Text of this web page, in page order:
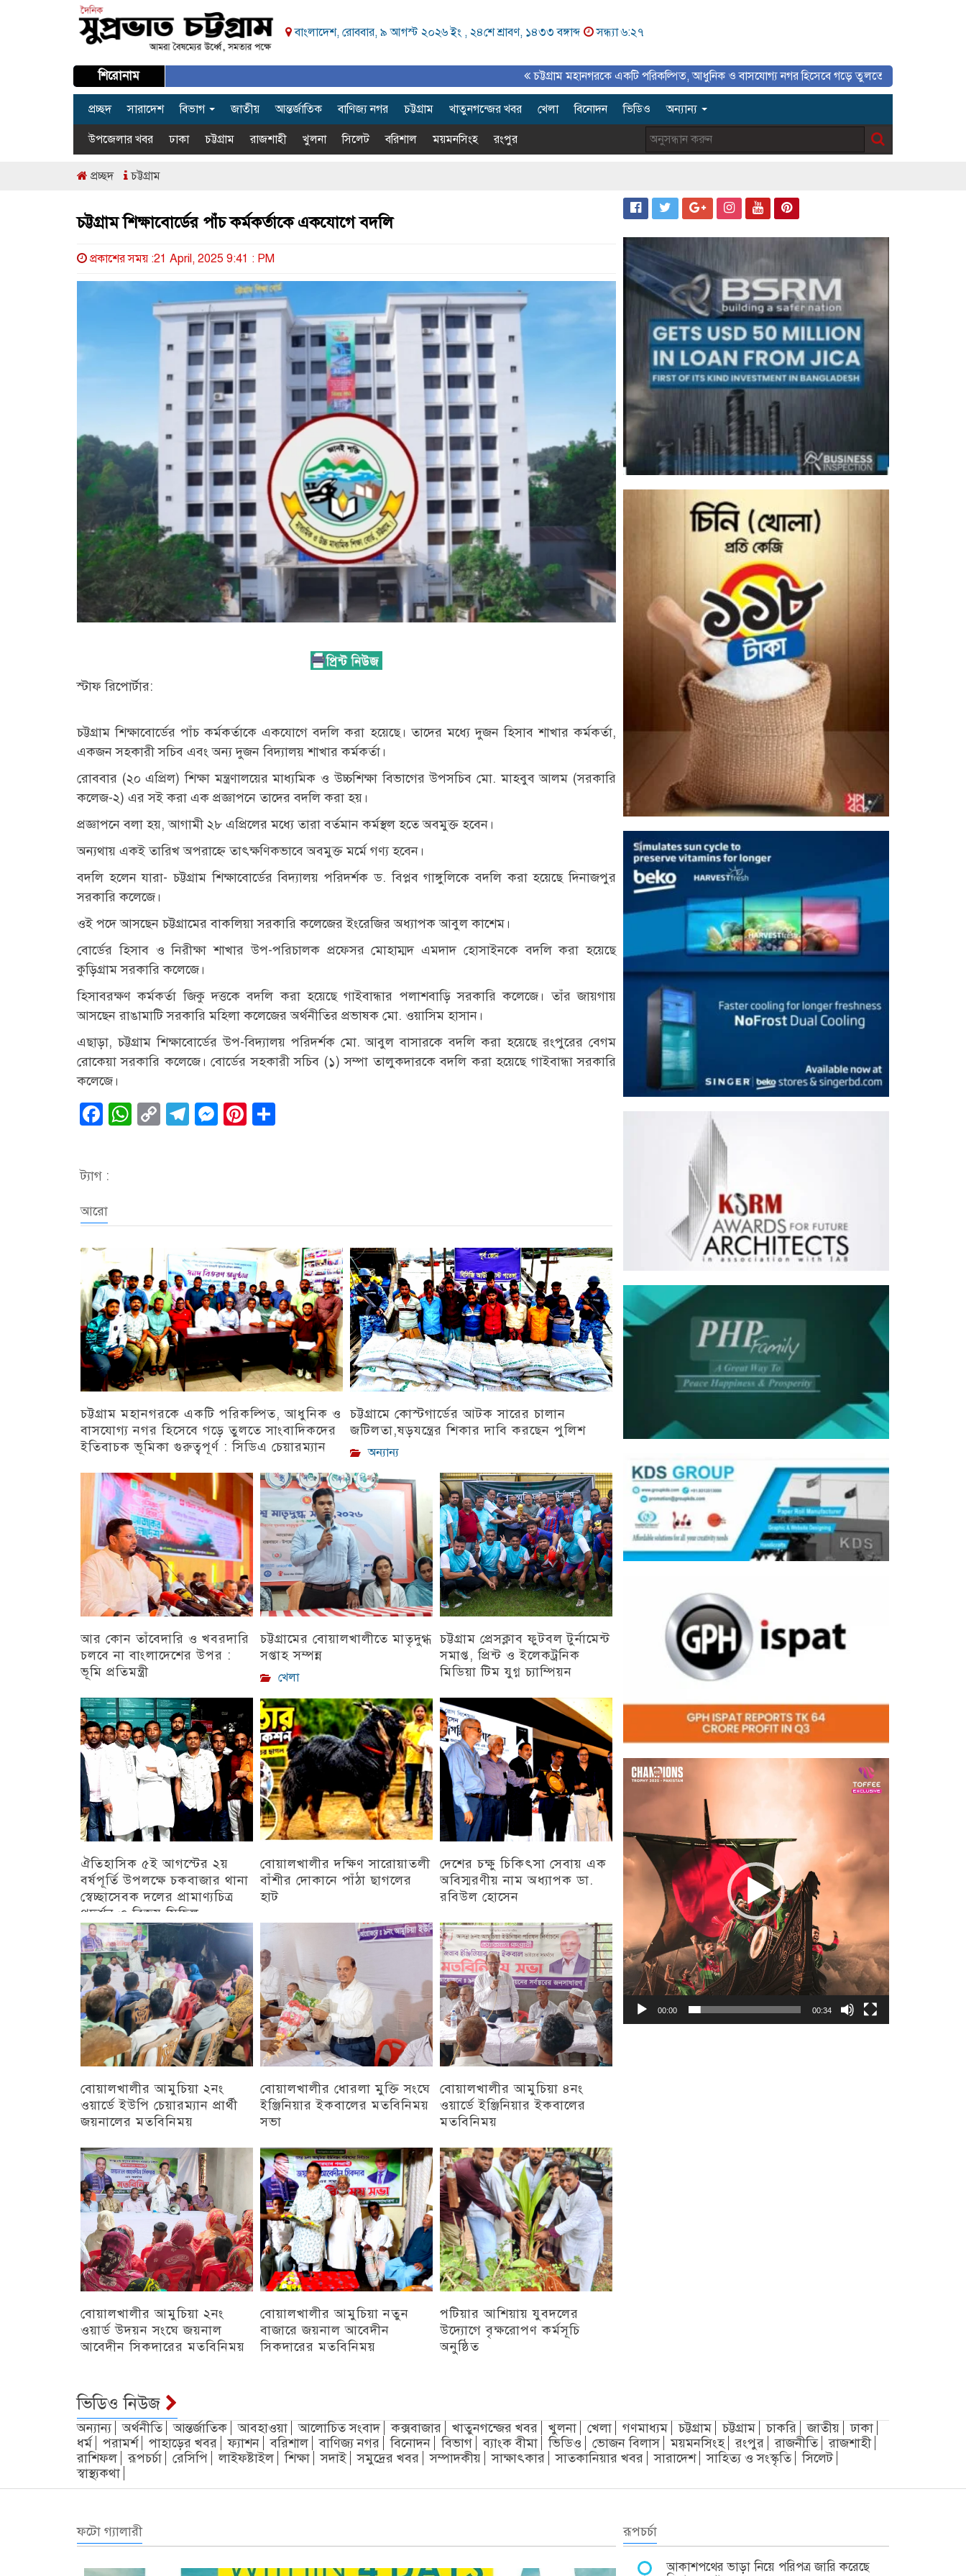
বাংলাদেশ, রোববার, ৯ আগস্ট ২০২৬ ইং , ২৪শে শ্রাবণ, ১৪৩৩ বঙ্গাব্দ সন্ধ্যা ৬:২৭
শিরোনাম চট্টগ্রাম মহানগরকে একটি পরিকল্পিত, আধুনিক ও বাসযোগ্য নগর হিসেবে গড়ে তুলতে সাংবাদিকদের ইতিবাচক
প্রচ্ছদ সারাদেশ বিভাগ জাতীয় আন্তর্জাতিক বাণিজ্য নগর চট্টগ্রাম খাতুনগন্জের খবর খেলা বিনোদন ভিডিও অন্যান্য
উপজেলার খবর ঢাকা চট্টগ্রাম রাজশাহী খুলনা সিলেট বরিশাল ময়মনসিংহ রংপুর
প্রচ্ছদ চট্টগ্রাম
চট্টগ্রাম শিক্ষাবোর্ডের পাঁচ কর্মকর্তাকে একযোগে বদলি
প্রকাশের সময় :21 April, 2025 9:41 : PM
স্টাফ রিপোর্টার:
চট্টগ্রাম শিক্ষাবোর্ডের পাঁচ কর্মকর্তাকে একযোগে বদলি করা হয়েছে। তাদের মধ্যে দুজন হিসাব শাখার কর্মকর্তা,
একজন সহকারী সচিব এবং অন্য দুজন বিদ্যালয় শাখার কর্মকর্তা।
রোববার (২০ এপ্রিল) শিক্ষা মন্ত্রণালয়ের মাধ্যমিক ও উচ্চশিক্ষা বিভাগের উপসচিব মো. মাহবুব আলম (সরকারি
কলেজ-২) এর সই করা এক প্রজ্ঞাপনে তাদের বদলি করা হয়।
প্রজ্ঞাপনে বলা হয়, আগামী ২৮ এপ্রিলের মধ্যে তারা বর্তমান কর্মস্থল হতে অবমুক্ত হবেন।
অন্যথায় একই তারিখ অপরাহ্নে তাৎক্ষণিকভাবে অবমুক্ত মর্মে গণ্য হবেন।
বদলি হলেন যারা- চট্টগ্রাম শিক্ষাবোর্ডের বিদ্যালয় পরিদর্শক ড. বিপ্লব গাঙ্গুলিকে বদলি করা হয়েছে দিনাজপুর
সরকারি কলেজে।
ওই পদে আসছেন চট্টগ্রামের বাকলিয়া সরকারি কলেজের ইংরেজির অধ্যাপক আবুল কাশেম।
বোর্ডের হিসাব ও নিরীক্ষা শাখার উপ-পরিচালক প্রফেসর মোহাম্মদ এমদাদ হোসাইনকে বদলি করা হয়েছে
কুড়িগ্রাম সরকারি কলেজে।
হিসাবরক্ষণ কর্মকর্তা জিকু দত্তকে বদলি করা হয়েছে গাইবান্ধার পলাশবাড়ি সরকারি কলেজে। তাঁর জায়গায়
আসছেন রাঙামাটি সরকারি মহিলা কলেজের অর্থনীতির প্রভাষক মো. ওয়াসিম হাসান।
এছাড়া, চট্টগ্রাম শিক্ষাবোর্ডের উপ-বিদ্যালয় পরিদর্শক মো. আবুল বাসারকে বদলি করা হয়েছে রংপুরের বেগম
রোকেয়া সরকারি কলেজে। বোর্ডের সহকারী সচিব (১) সম্পা তালুকদারকে বদলি করা হয়েছে গাইবান্ধা সরকারি
কলেজে।
Facebook
WhatsApp
CopyTelegram
Messenger
Pinterest
ট্যাগ :
আরো
চট্টগ্রাম মহানগরকে একটি পরিকল্পিত, আধুনিক ও
বাসযোগ্য নগর হিসেবে গড়ে তুলতে সাংবাদিকদের
ইতিবাচক ভূমিকা গুরুত্বপূর্ণ : সিডিএ চেয়ারম্যান
চট্টগ্রামে কোস্টগার্ডের আটক সারের চালান
জটিলতা,ষড়যন্ত্রের শিকার দাবি করছেন পুলিশ
অন্যান্য
আর কোন তাঁবেদারি ও খবরদারি
চলবে না বাংলাদেশের উপর :
ভূমি প্রতিমন্ত্রী
চট্টগ্রামের বোয়ালখালীতে মাতৃদুগ্ধ
সপ্তাহ সম্পন্ন
খেলা
চট্টগ্রাম প্রেসক্লাব ফুটবল টুর্নামেন্ট
সমাপ্ত, প্রিন্ট ও ইলেকট্রনিক
মিডিয়া টিম যুগ্ন চ্যাম্পিয়ন
ঐতিহাসিক ৫ই আগস্টের ২য়
বর্ষপূর্তি উপলক্ষে চকবাজার থানা
স্বেচ্ছাসেবক দলের প্রামাণ্যচিত্র
প্রদর্শন ও বিজয় মিছিল
চট্টগ্রাম
বোয়ালখালীর দক্ষিণ সারোয়াতলী
বাঁশীর দোকানে পাঁঠা ছাগলের
হাট
দেশের চক্ষু চিকিৎসা সেবায় এক
অবিস্মরণীয় নাম অধ্যাপক ডা.
রবিউল হোসেন
বোয়ালখালীর আমুচিয়া ২নং
ওয়ার্ডে ইউপি চেয়ারম্যান প্রার্থী
জয়নালের মতবিনিময়
বোয়ালখালীর ধোরলা মুক্তি সংঘে
ইঞ্জিনিয়ার ইকবালের মতবিনিময়
সভা
বোয়ালখালীর আমুচিয়া ৪নং
ওয়ার্ডে ইঞ্জিনিয়ার ইকবালের
মতবিনিময়
বোয়ালখালীর আমুচিয়া ২নং
ওয়ার্ড উদয়ন সংঘে জয়নাল
আবেদীন সিকদারের মতবিনিময়
বোয়ালখালীর আমুচিয়া নতুন
বাজারে জয়নাল আবেদীন
সিকদারের মতবিনিময়
পটিয়ার আশিয়ায় যুবদলের
উদ্যোগে বৃক্ষরোপণ কর্মসূচি
অনুষ্ঠিত
Video
Player
00:00 00:34
ভিডিও নিউজ
অন্যান্য অর্থনীতি আন্তর্জাতিক আবহাওয়া আলোচিত সংবাদ কক্সবাজার খাতুনগন্জের খবর খুলনা খেলা গণমাধ্যম চট্টগ্রাম চট্টগ্রাম চাকরি জাতীয়
ঢাকা
ধর্ম
পরামর্শ পাহাড়ের খবর ফ্যাশন বরিশাল বাণিজ্য নগর বিনোদন বিভাগ ব্যাংক বীমা ভিডিও ভোজন বিলাস ময়মনসিংহ রংপুর রাজনীতি
রাজশাহী
রাশিফল
রূপচর্চা রেসিপি লাইফষ্টাইল শিক্ষা সদাই সমুদ্রের খবর সম্পাদকীয় সাক্ষাৎকার সাতকানিয়ার খবর সারাদেশ সাহিত্য ও সংস্কৃতি
সিলেট
স্বাস্থ্যকথা
ফটো গ্যালারী রূপচর্চা
আকাশপথের ভাড়া নিয়ে পরিপত্র জারি করেছে